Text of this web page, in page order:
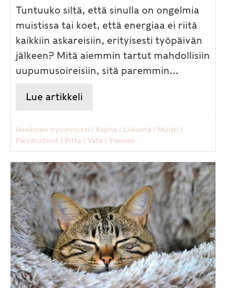
Tuntuuko siltä, että sinulla on ongelmia
muistissa tai koet, että energiaa ei riitä
kaikkiin askareisiin, erityisesti työpäivän
jälkeen? Mitä aiemmin tartut mahdollisiin
uupumusoireisiin, sitä paremmin...
Lue artikkeli
Henkinen hyvinvointi | Kapha | Liikunta | Muisti |
Päivärutiinit | Pitta | Vata | Yleinen